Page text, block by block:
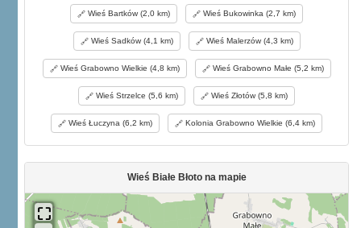
Wieś Bartków (2,0 km) Wieś Bukowinka (2,7 km)
Wieś Sadków (4,1 km) Wieś Malerzów (4,3 km)
Wieś Grabowno Wielkie (4,8 km) Wieś Grabowno Małe (5,2 km)
Wieś Strzelce (5,6 km) Wieś Złotów (5,8 km)
Wieś Łuczyna (6,2 km) Kolonia Grabowno Wielkie (6,4 km)
Wieś Białe Błoto na mapie